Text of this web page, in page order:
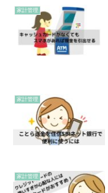
家計管理
家計管理
家計管理